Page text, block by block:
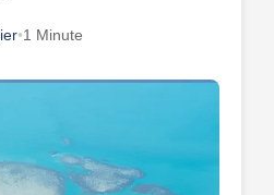
•1 Minute